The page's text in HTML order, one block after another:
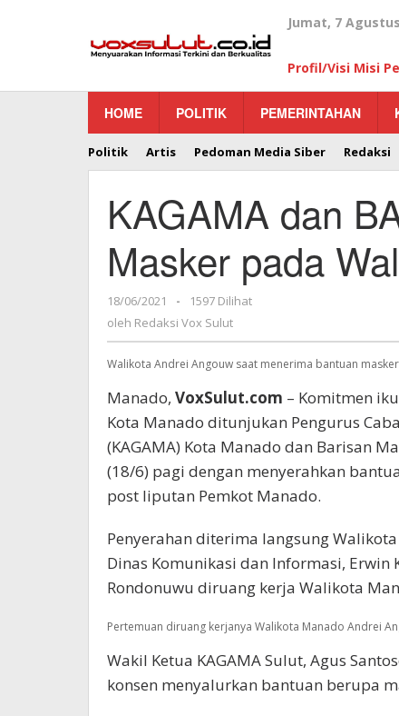
Jumat, 7
Profil/Visi Misi
HOME POLITIK PEMERINTAHAN
Politik Artis Pedoman Media Siber Redaksi
KAGAMA dan
Masker pada
18/06/2021
oleh
Redaksi
-
1597 Dilihat
oleh Redaksi Vox Sulut
Walikota Andrei Angouw saat menerima bantuan
Manado, VoxSulut.com – Komitmen
Kota Manado ditunjukan Pengurus
(KAGAMA) Kota Manado dan Barisan
(18/6) pagi dengan menyerahkan
post liputan Pemkot Manado.
Penyerahan diterima langsung
Dinas Komunikasi dan Informasi, Erwin
Rondonuwu diruang kerja Walikota
Pertemuan diruang kerjanya Walikota Manado Andrei
Wakil Ketua KAGAMA Sulut, Agus
konsen menyalurkan bantuan berupa